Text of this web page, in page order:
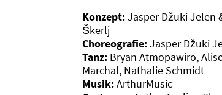
Konzept:Jasper Džuki Jelen
Škerlj
Choreografie:Jasper Džuki
Tanz: Bryan Atmopawiro,
Marchal, Nathalie Schmidt
Musik:ArthurMusic